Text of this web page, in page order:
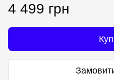
4 499 грн